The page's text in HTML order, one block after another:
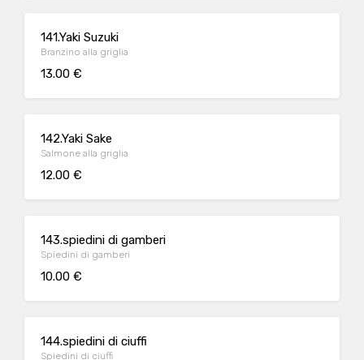
141.Yaki Suzuki
Branzino alla griglia
13.00 €
142.Yaki Sake
Salmone alla griglia
12.00 €
143.spiedini di gamberi
Spiedini di gamberi
10.00 €
144.spiedini di ciuffi
Spiedini di ciuffi